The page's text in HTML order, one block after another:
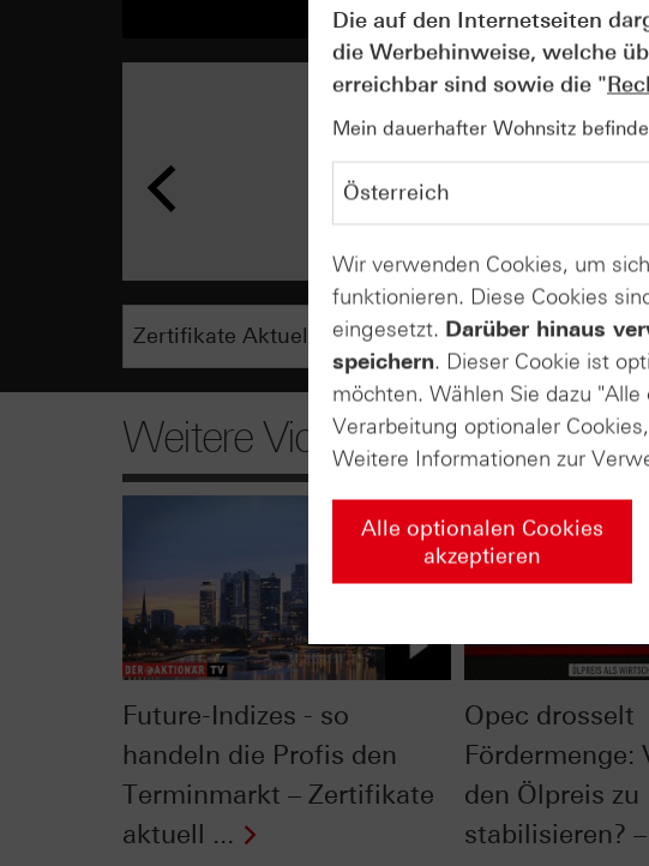
AUGUST
Weitere Videos
Future-Indizes - so
handeln die Profis den
Terminmarkt – Zertifikate
aktuell ...
Opec drosselt
Fördermenge:
den Ölpreis zu
stabilisieren?
Die auf den Internetseiten
die Werbehinweise, welche
erreichbar sind sowie die "
Mein dauerhafter Wohnsitz
Wir verwenden Cookies, um
funktionieren. Diese Cookies
eingesetzt. Darüber hinaus
speichern. Dieser Cookie ist
möchten. Wählen Sie dazu
Verarbeitung optionaler
Weitere Informationen zur
Alle optionalen Cookies
akzeptieren